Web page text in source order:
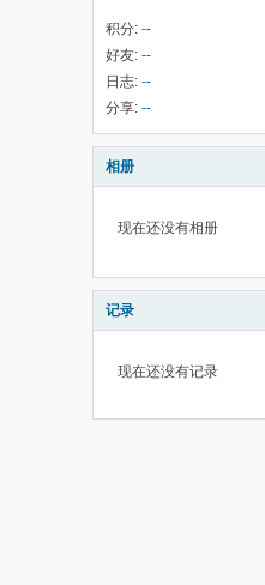
积分: --
好友: --
日志: --
分享: --
相册
现在还没有相册
记录
现在还没有记录